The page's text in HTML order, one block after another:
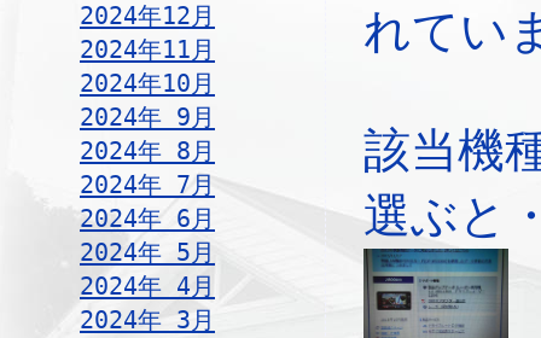
2024年12月
2024年11月
2024年10月
2024年 9月
2024年 8月
2024年 7月
2024年 6月
2024年 5月
2024年 4月
2024年 3月
れてい
該当機
選ぶと